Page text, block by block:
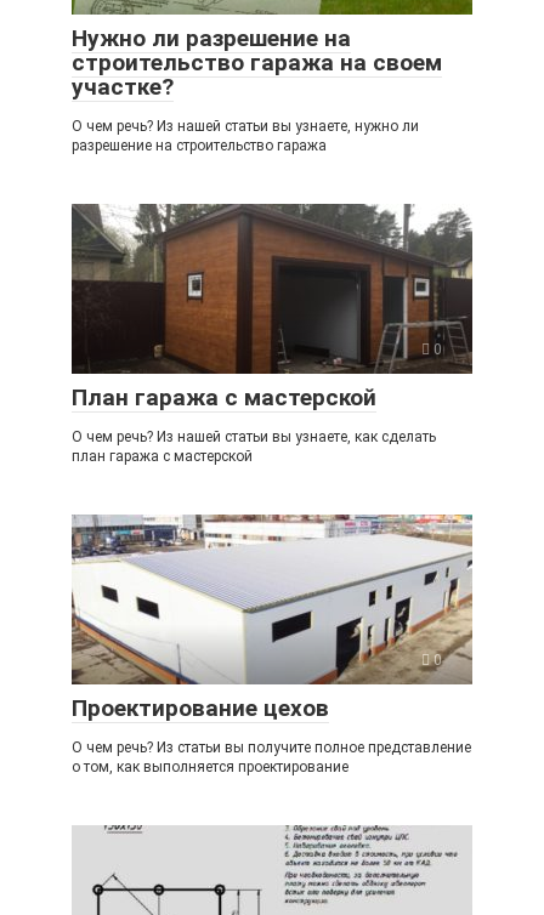
Нужно ли разрешение на
строительство гаража на своем
участке?
О чем речь? Из нашей статьи вы узнаете, нужно ли
разрешение на строительство гаража
0
План гаража с мастерской
О чем речь? Из нашей статьи вы узнаете, как сделать
план гаража с мастерской
0
Проектирование цехов
О чем речь? Из статьи вы получите полное представление
о том, как выполняется проектирование